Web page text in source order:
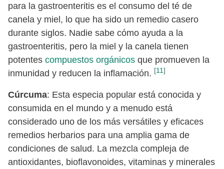
para la gastroenteritis es el consumo del té de
canela y miel, lo que ha sido un remedio casero
durante siglos. Nadie sabe cómo ayuda a la
gastroenteritis, pero la miel y la canela tienen
potentes compuestos orgánicos que promueven la
inmunidad y reducen la inflamación. [11]
Cúrcuma: Esta especia popular está conocida y
consumida en el mundo y a menudo está
considerado uno de los más versátiles y eficaces
remedios herbarios para una amplia gama de
condiciones de salud. La mezcla compleja de
antioxidantes, bioflavonoides, vitaminas y minerales